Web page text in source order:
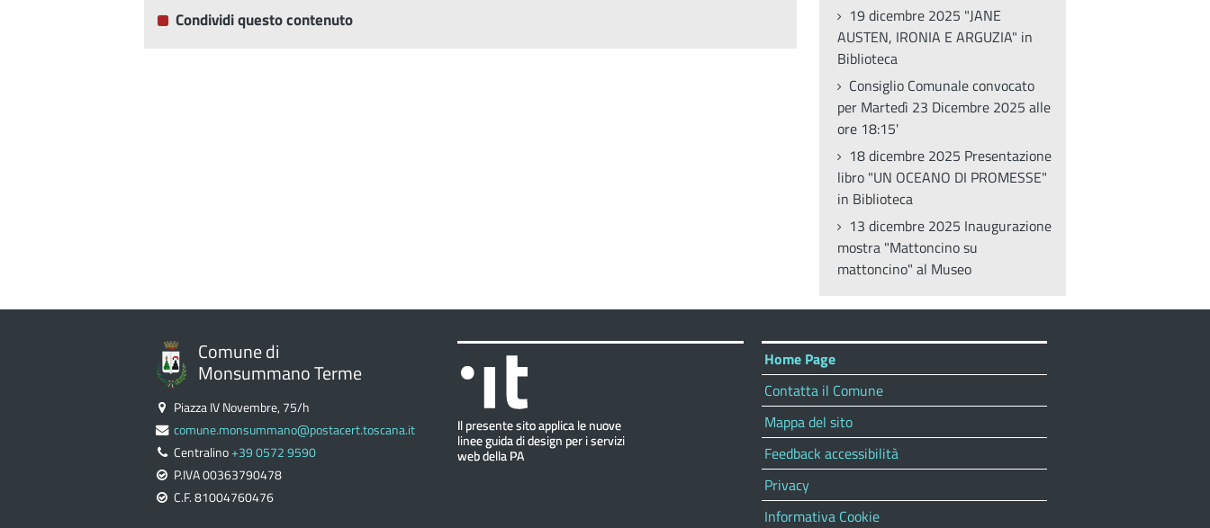
19 dicembre 2025 "JANE
AUSTEN, IRONIA E ARGUZIA" in
Biblioteca
Consiglio Comunale convocato
per Martedì 23 Dicembre 2025 alle
ore 18:15'
18 dicembre 2025 Presentazione
libro "UN OCEANO DI PROMESSE"
in Biblioteca
13 dicembre 2025 Inaugurazione
mostra "Mattoncino su
mattoncino" al Museo
Condividi questo contenuto
Comune di
Monsummano Terme
Piazza IV Novembre, 75/h
comune.monsummano@postacert.toscana.it
Centralino+39 0572 9590
P.IVA 00363790478
C.F. 81004760476
Home Page
Contatta il Comune
Mappa del sito
Feedback accessibilità
Privacy
Informativa Cookie